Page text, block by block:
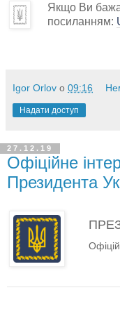
Якщо Ви
посиланням:
Igor Orlov о 09:16
Надати доступ
27.12.19
Офіційне
Президента